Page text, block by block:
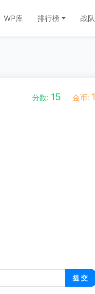
WP库 排行榜 战队
分数: 15 金币: 1
提 交